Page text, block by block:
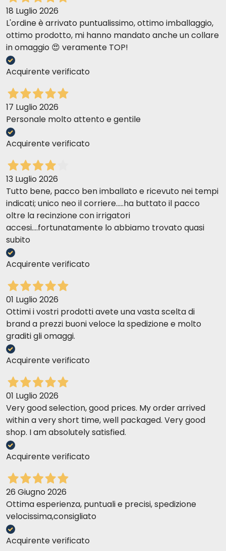
18 Luglio 2026
L'ordine è arrivato puntualissimo, ottimo imballaggio,
ottimo prodotto, mi hanno mandato anche un collare
in omaggio 😍 veramente TOP!
Acquirente verificato
17 Luglio 2026
Personale molto attento e gentile
Acquirente verificato
13 Luglio 2026
Tutto bene, pacco ben imballato e ricevuto nei tempi
indicati; unico neo il corriere.....ha buttato il pacco
oltre la recinzione con irrigatori
accesi....fortunatamente lo abbiamo trovato quasi
subito
Acquirente verificato
01 Luglio 2026
Ottimi i vostri prodotti avete una vasta scelta di
brand a prezzi buoni veloce la spedizione e molto
graditi gli omaggi.
Acquirente verificato
01 Luglio 2026
Very good selection, good prices. My order arrived
within a very short time, well packaged. Very good
shop. I am absolutely satisfied.
Acquirente verificato
26 Giugno 2026
Ottima esperienza, puntuali e precisi, spedizione
velocissima,consigliato
Acquirente verificato